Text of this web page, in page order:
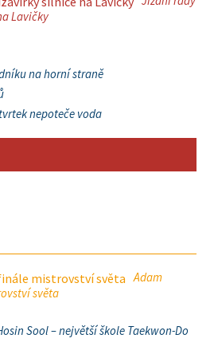
Lavičky
na horní straně
nepoteče voda
Adam
světa
Sool – největší škole Taekwon-Do